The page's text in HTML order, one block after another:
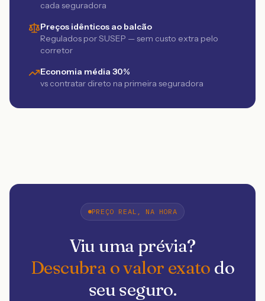
cada seguradora
Preços idênticos ao balcão
Regulados por SUSEP — sem custo extra pelo
corretor
Economia média 30%
vs contratar direto na primeira seguradora
PREÇO REAL, NA HORA
Viu uma prévia?
Descubra o valor exato do
seu seguro.